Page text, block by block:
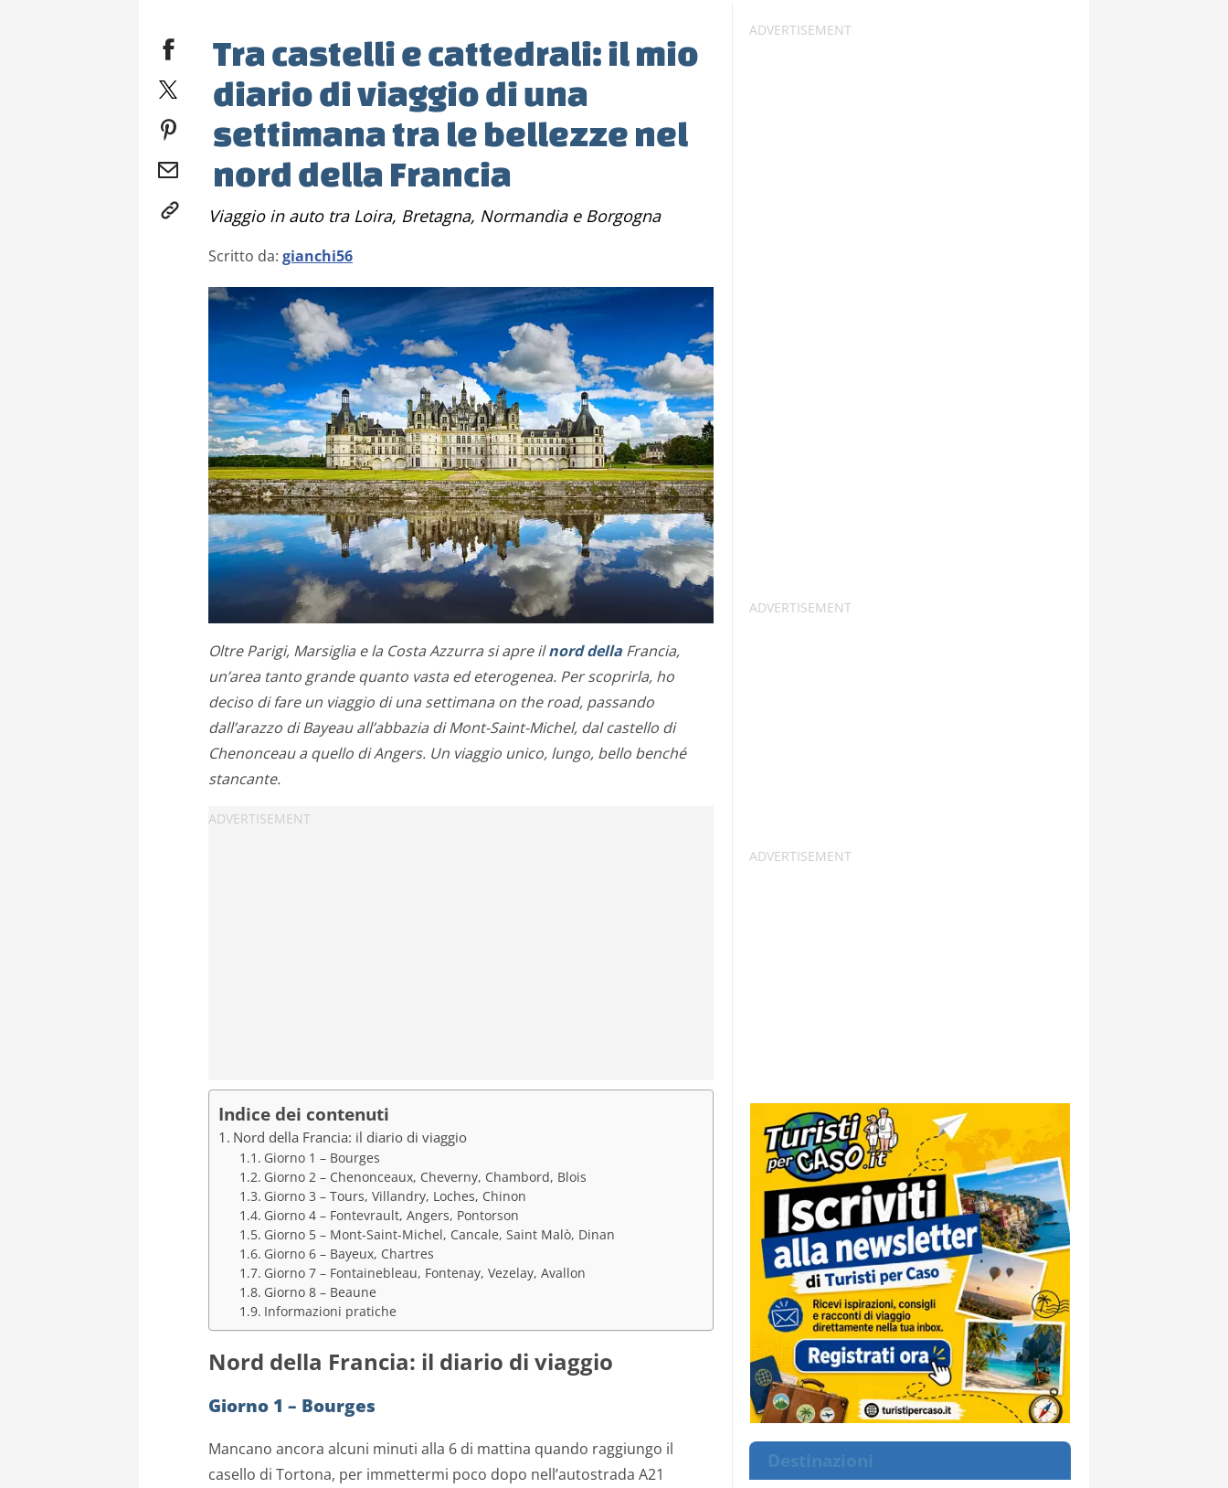
Tra castelli e cattedrali: il mio
diario di viaggio di una
settimana tra le bellezze nel
nord della Francia
Viaggio in auto tra Loira, Bretagna, Normandia e Borgogna
Scritto da: gianchi56
Oltre Parigi, Marsiglia e la Costa Azzurra si apre ilnord della Francia,
un’area tanto grande quanto vasta ed eterogenea. Per scoprirla, ho
deciso di fare un viaggio di una settimana on the road, passando
dall’arazzo di Bayeau all’abbazia di Mont-Saint-Michel, dal castello di
Chenonceau a quello di Angers. Un viaggio unico, lungo, bello benché
stancante.
Indice dei contenuti
Nord della Francia: il diario di viaggio
Giorno 1 – Bourges
Giorno 2 – Chenonceaux, Cheverny, Chambord, Blois
Giorno 3 – Tours, Villandry, Loches, Chinon
Giorno 4 – Fontevrault, Angers, Pontorson
Giorno 5 – Mont-Saint-Michel, Cancale, Saint Malò, Dinan
Giorno 6 – Bayeux, Chartres
Giorno 7 – Fontainebleau, Fontenay, Vezelay, Avallon
Giorno 8 – Beaune
Informazioni pratiche
Nord della Francia: il diario di viaggio
Giorno 1 – Bourges
Mancano ancora alcuni minuti alla 6 di mattina quando raggiungo il
casello di Tortona, per immettermi poco dopo nell’autostrada A21
Destinazioni